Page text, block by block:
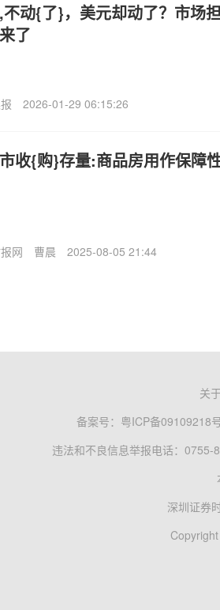
动{了}，美元却动了？市场
了
2026-01-29 06:15:26
收{购}存量:商品房用作保障
网 曹晨 2025-08-05 21:44
关
备案号： 粤ICP备09109218
违法和不良信息举报电话：0755-
深圳证券